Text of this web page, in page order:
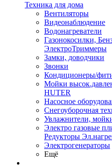
Техника для дома
Вентиляторы
Видеонаблюдение
Водонагреватели
Газонокосилки,
ЭлектроТриммеры
Замки, доводчики
Звонки
Кондиционеры/
Мойки
HUTER
Насосное
Снегоуборочная
Увлажнители,
Электро газовые
Редукторы
Электрогенераторы
Ещё